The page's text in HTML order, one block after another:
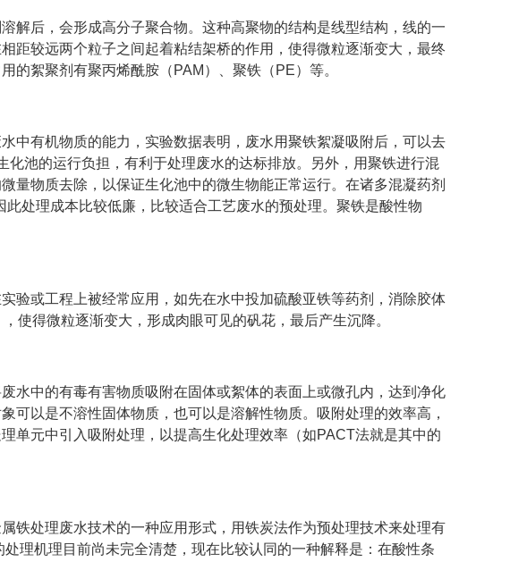
解后，会形成高分子聚合物。这种高聚物的结构是线型结构，线的一
距较远两个粒子之间起着粘结架桥的作用，使得微粒逐渐变大，最终
的絮聚剂有聚丙烯酰胺（PAM）、聚铁（PE）等。
中有机物质的能力，实验数据表明，废水用聚铁絮凝吸附后，可以去
池的运行负担，有利于处理废水的达标排放。另外，用聚铁进行混
量物质去除，以保证生化池中的微生物能正常运行。在诸多混凝药剂
处理成本比较低廉，比较适合工艺废水的预处理。聚铁是酸性物
验或工程上被经常应用，如先在水中投加硫酸亚铁等药剂，消除胶体
使得微粒逐渐变大，形成肉眼可见的矾花，最后产生沉降。
水中的有毒有害物质吸附在固体或絮体的表面上或微孔内，达到净化
可以是不溶性固体物质，也可以是溶解性物质。吸附处理的效率高，
单元中引入吸附处理，以提高生化处理效率（如PACT法就是其中的
铁处理废水技术的一种应用形式，用铁炭法作为预处理技术来处理有
理机理目前尚未完全清楚，现在比较认同的一种解释是：在酸性条